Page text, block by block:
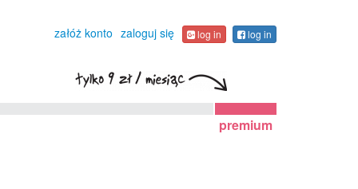
załóż konto zaloguj się log in log in
premium